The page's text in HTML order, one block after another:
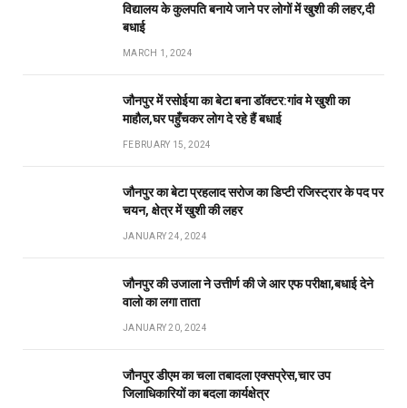
विद्यालय के कुलपति बनाये जाने पर लोगों में खुशी की लहर,दी
बधाई
MARCH 1, 2024
जौनपुर में रसोईया का बेटा बना डॉक्टर:गांव मे खुशी का
माहौल,घर पहुँचकर लोग दे रहे हैं बधाई
FEBRUARY 15, 2024
जौनपुर का बेटा प्रहलाद सरोज का डिप्टी रजिस्ट्रार के पद पर
चयन, क्षेत्र में खुशी की लहर
JANUARY 24, 2024
जौनपुर की उजाला ने उत्तीर्ण की जे आर एफ परीक्षा,बधाई देने
वालो का लगा ताता
JANUARY 20, 2024
जौनपुर डीएम का चला तबादला एक्सप्रेस,चार उप
जिलाधिकारियों का बदला कार्यक्षेत्र